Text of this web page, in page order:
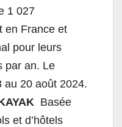
1 027
en France et
pour leurs
par an. Le
au 20 août 2024.
Basée
et d’hôtels